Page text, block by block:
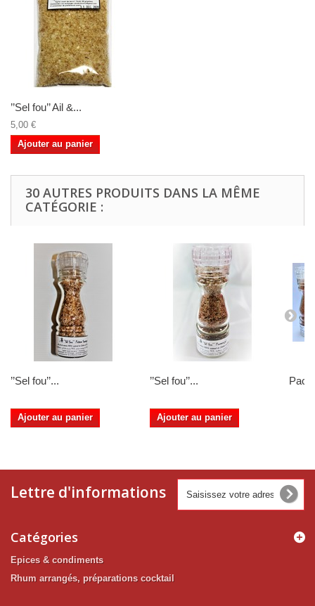
’’Sel fou’’ Ail &...
5,00 €
Ajouter au panier
30 AUTRES PRODUITS DANS LA MÊME
CATÉGORIE :
’’Sel fou’’...
Ajouter au panier
’’Sel fou’’...
Ajouter au panier
Pack
Lettre d'informations
Catégories
Epices & condiments
Rhum arrangés, préparations cocktail